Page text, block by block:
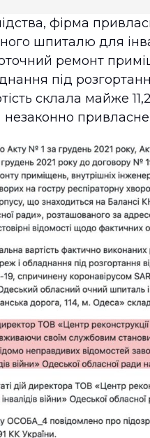
фірма
шпиталю для
ремонт
під
склала майже